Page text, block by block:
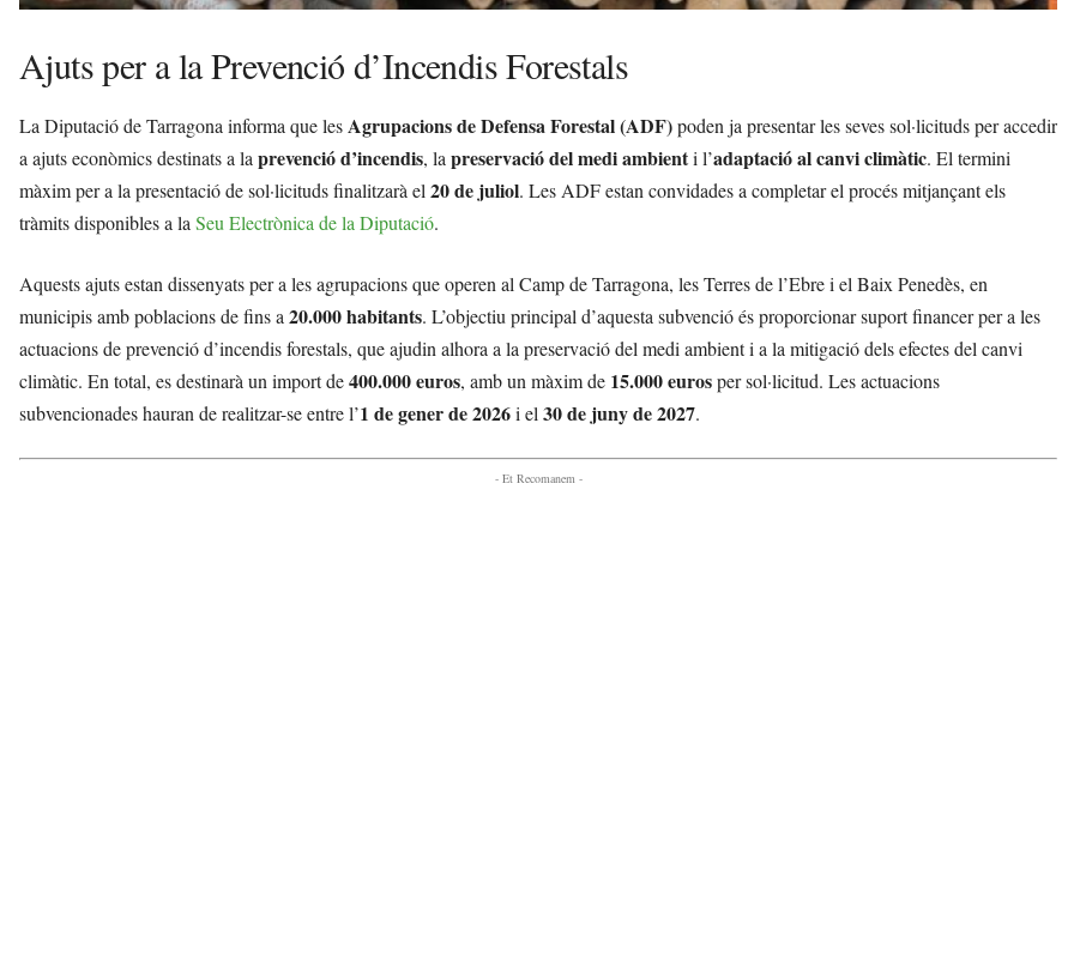
Ajuts per a la Prevenció d’Incendis Forestals
La Diputació de Tarragona informa que lesAgrupacions de Defensa Forestal (ADF)poden ja presentar les seves sol·licituds per accedir
a ajuts econòmics destinats a la prevenció d’incendis, la preservació del medi ambienti l’adaptació al canvi climàtic. El termini
màxim per a la presentació de sol·licituds finalitzarà el 20 de juliol. Les ADF estan convidades a completar el procés mitjançant els
tràmits disponibles a la Seu Electrònica de la Diputació.
Aquests ajuts estan dissenyats per a les agrupacions que operen al Camp de Tarragona, les Terres de l’Ebre i el Baix Penedès, en
municipis amb poblacions de fins a 20.000 habitants. L’objectiu principal d’aquesta subvenció és proporcionar suport financer per a les
actuacions de prevenció d’incendis forestals, que ajudin alhora a la preservació del medi ambient i a la mitigació dels efectes del canvi
climàtic. En total, es destinarà un import de400.000 euros, amb un màxim de 15.000 eurosper sol·licitud. Les actuacions
subvencionades hauran de realitzar-se entre l’1 de gener de 2026i el 30 de juny de 2027.
- Et Recomanem -